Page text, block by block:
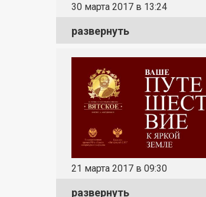
30 марта 2017 в 13:24
развернуть
21 марта 2017 в 09:30
развернуть